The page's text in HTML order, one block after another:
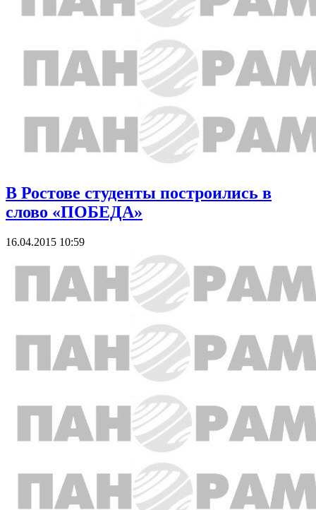
В Ростове студенты построились в
слово «ПОБЕДА»
16.04.2015 10:59